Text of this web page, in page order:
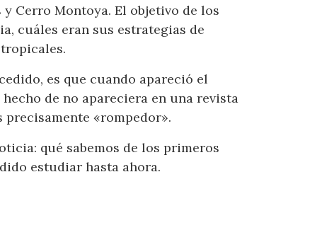
Cerro Montoya. El objetivo de los
cuáles eran sus estrategias de
es que cuando apareció el
de no apareciera en una revista
«rompedor».
qué sabemos de los primeros
estudiar hasta ahora.